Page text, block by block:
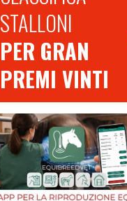
STALLONI
PER GRAN
PREMI VINTI